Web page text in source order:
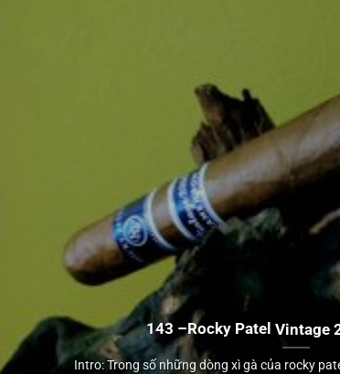
Rocky Patel
Vintage 2003
Cameroon
143 –Rocky Patel Vintage
Intro: Trong số những dòng xì gà của rocky